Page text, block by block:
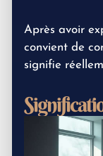
Après avoir
convient de
signifie